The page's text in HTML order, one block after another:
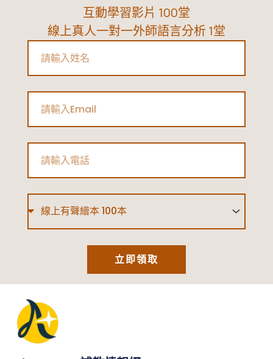
互動學習影片 100堂
線上真人一對一外師語言分析 1堂
立即領取